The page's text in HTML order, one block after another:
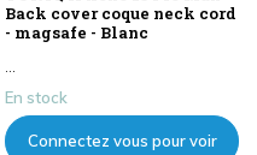
Back cover coque neck cord
- magsafe - Blanc
...
En stock
Connectez vous pour voir